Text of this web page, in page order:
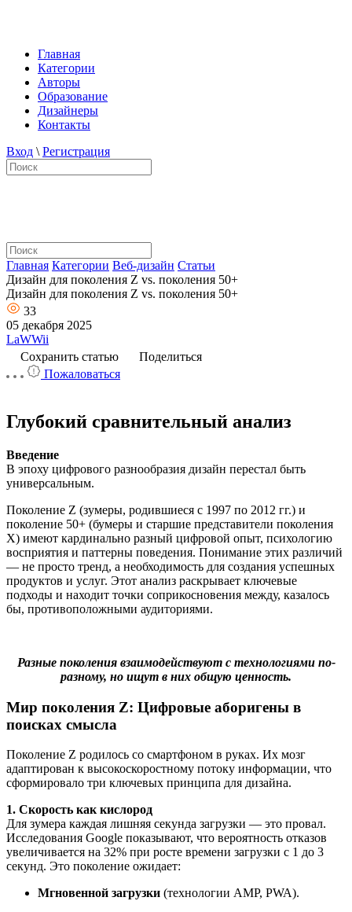
Главная
Категории
Авторы
Образование
Дизайнеры
Контакты
Вход \ Регистрация
Главная Категории Веб-дизайн Статьи
Дизайн для поколения Z vs. поколения 50+
Дизайн для поколения Z vs. поколения 50+
33
05 декабря 2025
LaWWii
Сохранить статью
Поделиться
Пожаловаться
Глубокий сравнительный анализ
Введение
В эпоху цифрового разнообразия дизайн перестал быть
универсальным.
Поколение Z (зумеры, родившиеся с 1997 по 2012 гг.) и
поколение 50+ (бумеры и старшие представители поколения
X) имеют кардинально разный цифровой опыт, психологию
восприятия и паттерны поведения. Понимание этих различий
— не просто тренд, а необходимость для создания успешных
продуктов и услуг. Этот анализ раскрывает ключевые
подходы и находит точки соприкосновения между, казалось
бы, противоположными аудиториями.
Разные поколения взаимодействуют с технологиями по-
разному, но ищут в них общую ценность.
Мир поколения Z: Цифровые аборигены в
поисках смысла
Поколение Z родилось со смартфоном в руках. Их мозг
адаптирован к высокоскоростному потоку информации, что
сформировало три ключевых принципа для дизайна.
1. Скорость как кислород
Для зумера каждая лишняя секунда загрузки — это провал.
Исследования Google показывают, что вероятность отказов
увеличивается на 32% при росте времени загрузки с 1 до 3
секунд. Это поколение ожидает:
Мгновенной загрузки (технологии AMP, PWA).